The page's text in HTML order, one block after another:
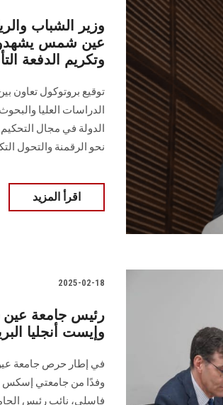
وزير الشباب
عين شمس يشهدون
وتكريم الدفعة
توقيع بروتوكول تعاون
الدراسات العليا
الدولة في مجال
نحو الرقمنة والتحول
اقرأ المزيد
2025-02-18
رئيس جامعة
وإيست أنجليا
في إطار حرص جامعة
وفدًا من جامعتي إسكس
فاسلي، نائب رئيس